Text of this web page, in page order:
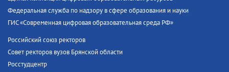
Федеральная служба по надзору в сфере образования и науки
ГИС «Современная цифровая образовательная среда РФ»
Российский союз ректоров
Совет ректоров вузов Брянской области
Росстудцентр